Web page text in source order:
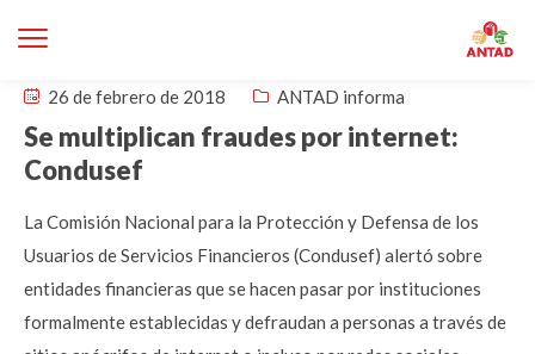
26 de febrero de 2018 ANTAD informa
Se multiplican fraudes por internet:
Condusef
La Comisión Nacional para la Protección y Defensa de los
Usuarios de Servicios Financieros (Condusef) alertó sobre
entidades financieras que se hacen pasar por instituciones
formalmente establecidas y defraudan a personas a través de